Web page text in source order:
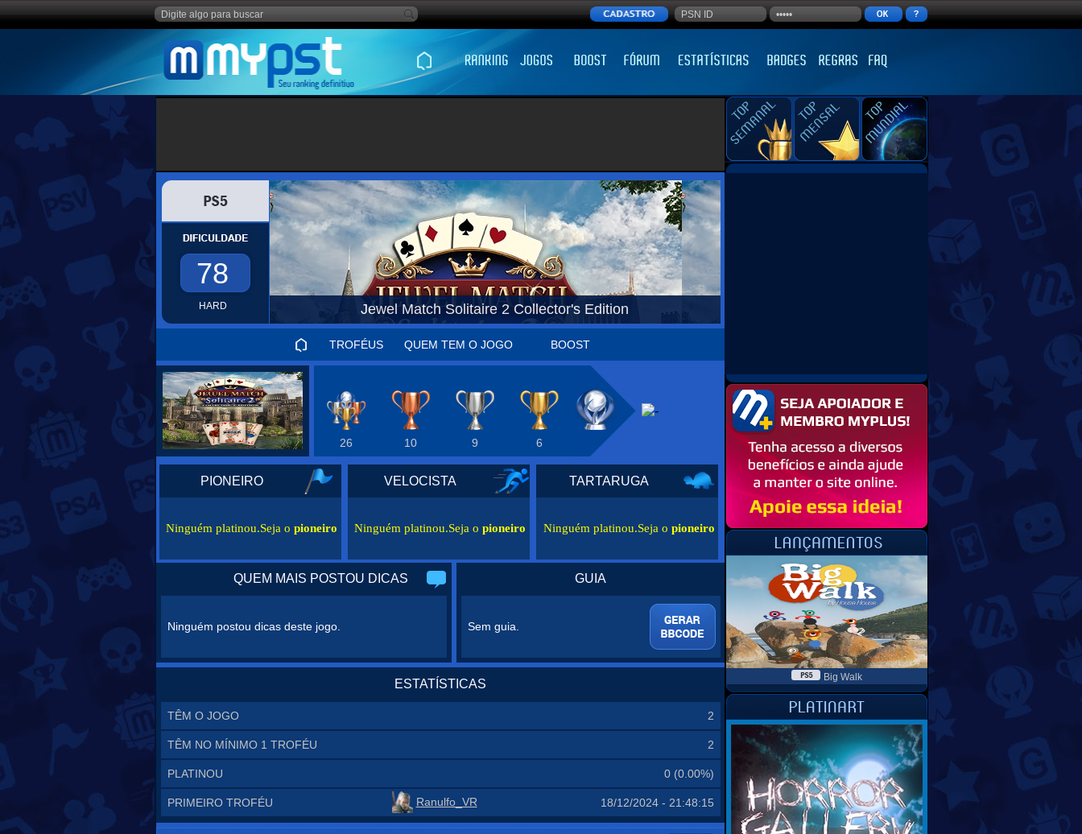
78
HARD Jewel Match Solitaire 2 Collector's Edition
TROFÉUS QUEM TEM O JOGO BOOST
26 10 9 6
PIONEIRO
Ninguém platinou.Seja opioneiro
VELOCISTA
Ninguém platinou.Seja opioneiro
TARTARUGA
Ninguém platinou.Seja o pioneiro
QUEM MAIS POSTOU DICAS GUIA
Ninguém postou dicas deste jogo. Sem guia.
ESTATÍSTICAS
TÊM O JOGO 2
TÊM NO MÍNIMO 1 TROFÉU 2
PLATINOU 0 (0.00%)
PRIMEIRO TROFÉU Ranulfo_VR 18/12/2024 - 21:48:15
Big Walk